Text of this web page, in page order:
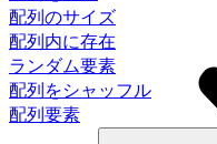
配列のサイズ
配列内に存在
ランダム要素
配列をシャッフル
配列要素